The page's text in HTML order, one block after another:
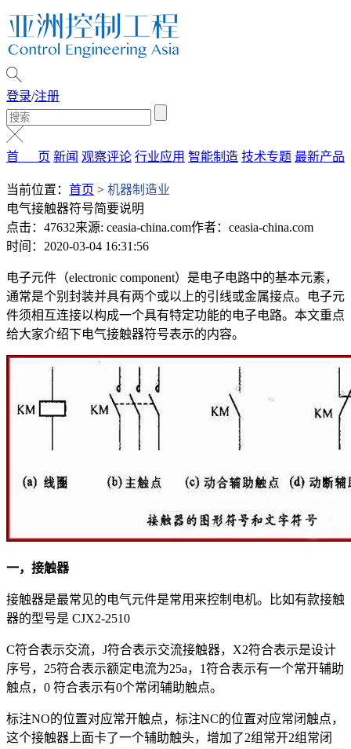
登录/注册
首 页 新闻 观察评论 行业应用 智能制造 技术专题 最新产品
当前位置： 首页 > 机器制造业
电气接触器符号简要说明
点击：47632来源: ceasia-china.com作者：ceasia-china.com
时间：2020-03-04 16:31:56
电子元件（electronic component）是电子电路中的基本元素，
通常是个别封装并具有两个或以上的引线或金属接点。电子元
件须相互连接以构成一个具有特定功能的电子电路。本文重点
给大家介绍下电气接触器符号表示的内容。
一，接触器
接触器是最常见的电气元件是常用来控制电机。比如有款接触
器的型号是 CJX2-2510
C符合表示交流，J符合表示交流接触器，X2符合表示是设计
序号，25符合表示额定电流为25a，1符合表示有一个常开辅助
触点，0 符合表示有0个常闭辅助触点。
标注NO的位置对应常开触点，标注NC的位置对应常闭触点，
这个接触器上面卡了一个辅助触头，增加了2组常开2组常闭